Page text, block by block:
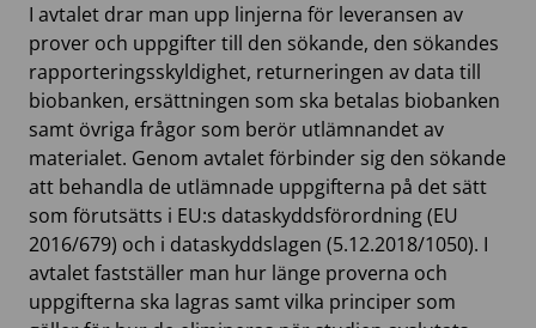
I avtalet drar man upp linjerna för leveransen av
prover och uppgifter till den sökande, den sökandes
rapporteringsskyldighet, returneringen av data till
biobanken, ersättningen som ska betalas biobanken
samt övriga frågor som berör utlämnandet av
materialet. Genom avtalet förbinder sig den sökande
att behandla de utlämnade uppgifterna på det sätt
som förutsätts i EU:s dataskyddsförordning (EU
2016/679) och i dataskyddslagen (5.12.2018/1050). I
avtalet fastställer man hur länge proverna och
uppgifterna ska lagras samt vilka principer som